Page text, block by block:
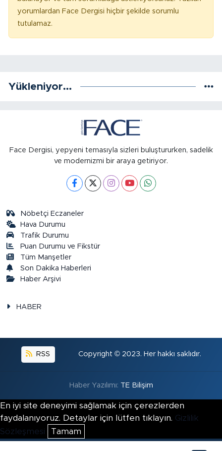
yorumlardan Face Dergisi hiçbir şekilde sorumlu
tutulamaz.
Yükleniyor...
Face Dergisi, yepyeni temasıyla sizleri buluştururken, sadelik
ve modernizmi bir araya getiriyor.
Nöbetçi Eczaneler
Hava Durumu
Trafik Durumu
Puan Durumu ve Fikstür
Tüm Manşetler
Son Dakika Haberleri
Haber Arşivi
HABER
RSS Copyright © 2023. Her hakkı saklıdır.
Haber Yazılımı: TE Bilişim
En iyi site deneyimi sağlamak için çerezlerden
faydalanıyoruz. Detaylar için lütfen tıklayın. Gizlilik
Sözleşmesi
Tamam